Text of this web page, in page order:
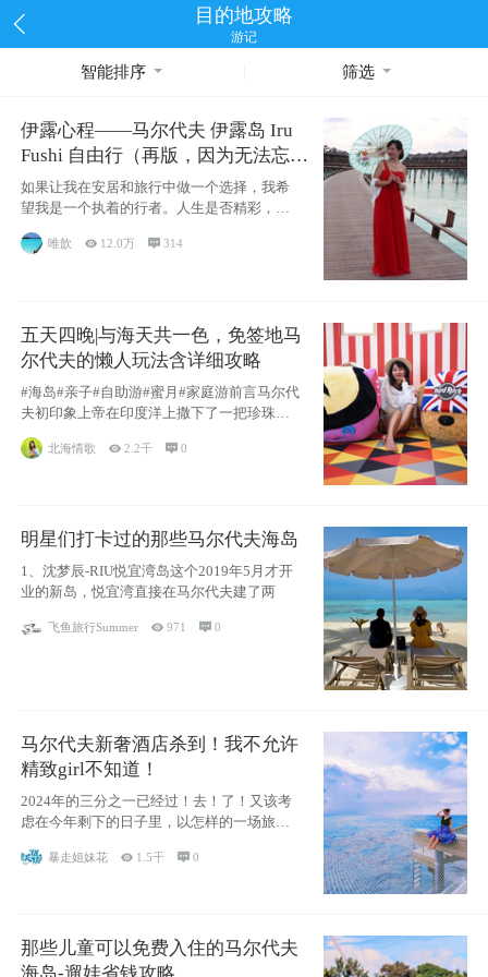
目的地攻略
游记
智能排序 筛选
伊露心程——马尔代夫 伊露岛 Iru
Fushi 自由行（再版，因为无法忘却
的留恋）
如果让我在安居和旅行中做一个选择，我希
望我是一个执着的行者。人生是否精彩，都
源于自己
唯歆  12.0万  314
五天四晚|与海天共一色，免签地马
尔代夫的懒人玩法含详细攻略
#海岛#亲子#自助游#蜜月#家庭游前言马尔代
夫初印象上帝在印度洋上撒下了一把珍珠，
北海情歌 2.2千 0
明星们打卡过的那些马尔代夫海岛
1、沈梦辰-RIU悦宜湾岛这个2019年5月才开
业的新岛，悦宜湾直接在马尔代夫建了两
飞鱼旅行Summer 971 0
马尔代夫新奢酒店杀到！我不允许
精致girl不知道！
2024年的三分之一已经过！去！了！又该考
虑在今年剩下的日子里，以怎样的一场旅行
暴走姐妹花  1.5千 0
那些儿童可以免费入住的马尔代夫